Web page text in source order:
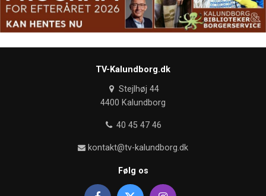
TV-Kalundborg.dk
Stejlhøj 44
4400 Kalundborg
40 45 47 46
kontakt@tv-kalundborg.dk
Følg os